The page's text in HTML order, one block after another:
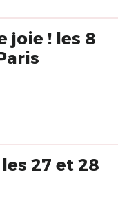
! les 8
2023, à Paris
27 et 28